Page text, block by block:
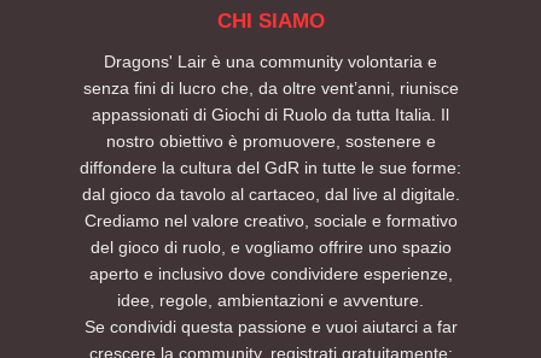
CHI SIAMO
Dragons' Lair è una community volontaria e
senza fini di lucro che, da oltre vent’anni, riunisce
appassionati di Giochi di Ruolo da tutta Italia. Il
nostro obiettivo è promuovere, sostenere e
diffondere la cultura del GdR in tutte le sue forme:
dal gioco da tavolo al cartaceo, dal live al digitale.
Crediamo nel valore creativo, sociale e formativo
del gioco di ruolo, e vogliamo offrire uno spazio
aperto e inclusivo dove condividere esperienze,
idee, regole, ambientazioni e avventure.
Se condividi questa passione e vuoi aiutarci a far
crescere la community, registrati gratuitamente: